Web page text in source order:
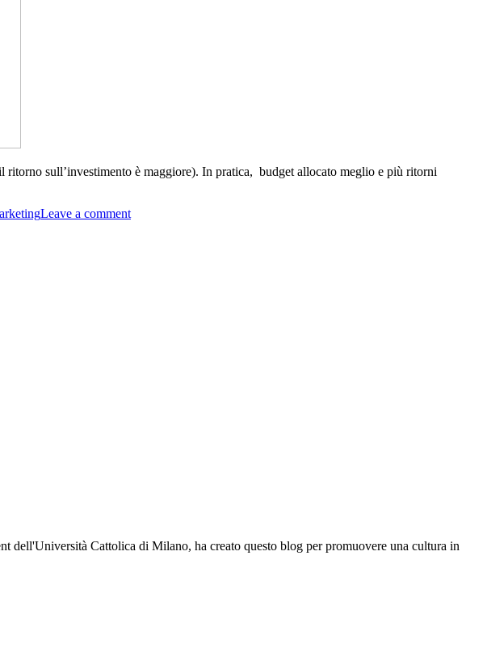
sull’investimento è maggiore). In pratica, budget allocato meglio e più ritorni
Leave a comment
dell'Università Cattolica di Milano, ha creato questo blog per promuovere una cultura in